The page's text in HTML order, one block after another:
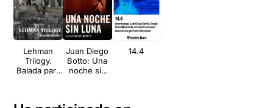
Lehman
Trilogy.
Balada para
Juan Diego
Botto: Una
noche sin
14.4